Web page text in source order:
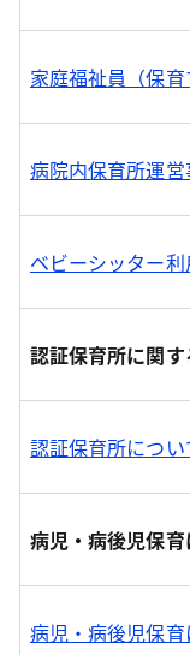
家庭福祉員（保
病院内保育所運
ベビーシッター
認証保育所に関す
認証保育所につい
病児・病後児保
病児・病後児保